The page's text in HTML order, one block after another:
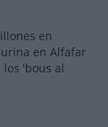
en
en Alfafar
'bous al